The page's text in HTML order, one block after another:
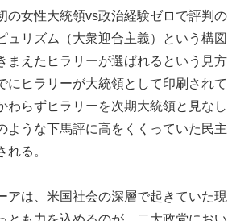
女性大統領vs政治経験ゼロで評判の
ュリズム（大衆迎合主義）という構図
まえたヒラリーが選ばれるという見方
ヒラリーが大統領として印刷されて
らずヒラリーを次期大統領と見なし
ような下馬評に高をくくっていた民主
る。
は、米国社会の深層で起きていた現